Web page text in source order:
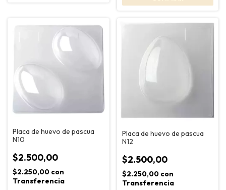
Placa de huevo de pascua
N10
$2.500,00
$2.250,00 con
Transferencia
Placa de huevo de pascua
N12
$2.500,00
$2.250,00 con
Transferencia